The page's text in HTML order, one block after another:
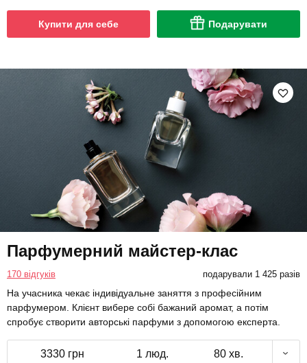
Купити для себе Подарувати
Парфумерний майстер-клас
170 відгуків подарували 1 425 разів
На учасника чекає індивідуальне заняття з професійним
парфумером. Клієнт вибере собі бажаний аромат, а потім
спробує створити авторські парфуми з допомогою експерта.
3330 грн 1 люд. 80 хв.